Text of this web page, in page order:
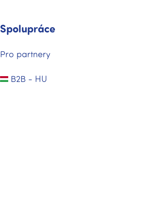
Spolupráce
Pro partnery
B2B - HU